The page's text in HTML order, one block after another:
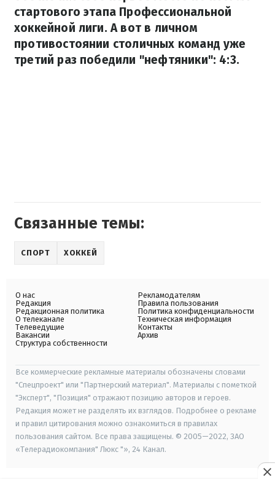
стартового этапа Профессиональной
хоккейной лиги. А вот в личном
противостоянии столичных команд уже
третий раз победили "нефтяники": 4:3.
Связанные темы:
СПОРТ ХОККЕЙ
О нас
Редакция
Редакционная политика
О телеканале
Телеведущие
Вакансии
Структура собственности
Рекламодателям
Правила пользования
Политика конфиденциальности
Техническая информация
Контакты
Архив
Все коммерческие рекламные материалы обозначены словами
"Спецпроект" или "Партнерский материал". Материалы с пометкой
"Эксперт", "Позиция" отражают позицию авторов и героев.
Редакция может не разделять их взглядов. Подробнее о рекламе
и правил цитирования можно ознакомиться в правилах
пользования сайтом. Все права защищены. © 2005—2022, ЗАО
«Телерадиокомпания" Люкс "», 24 Канал.